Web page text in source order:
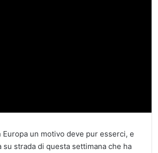
un motivo deve pur esserci, e
strada di questa settimana che ha